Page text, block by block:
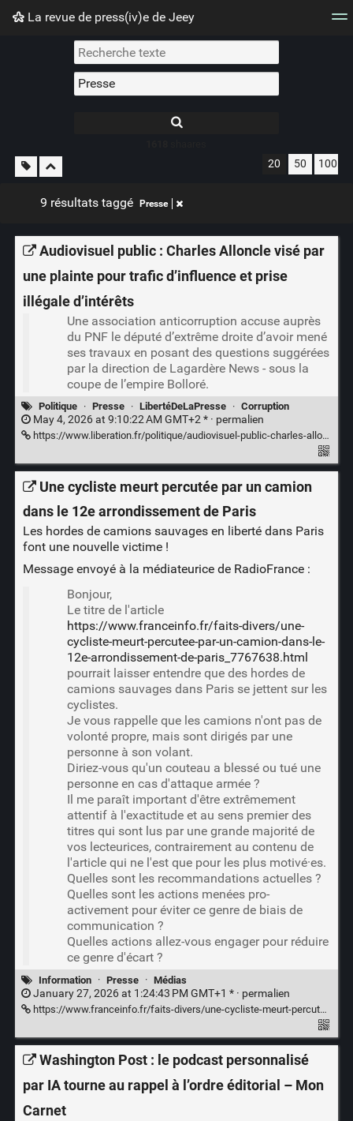
La revue de press(iv)e de Jeey
Nuage de tags Mur d'images
20 50 100
9 résultats taggé Presse
Audiovisuel public : Charles Alloncle visé par
une plainte pour trafic d’influence et prise
illégale d’intérêts
Une association anticorruption accuse auprès
du PNF le député d’extrême droite d’avoir mené
ses travaux en posant des questions suggérées
par la direction de Lagardère News - sous la
coupe de l’empire Bolloré.
Politique · Presse · LibertéDeLaPresse · Corruption
May 4, 2026 at 9:10:22 AM GMT+2 * · permalien
https://www.liberation.fr/politique/audiovisuel-public-charles-alloncle-vise-par-une-plainte-pour-trafic-dinfluence-et-prise-illegale-dinterets-20260504_ZEOUGVG6FFHRHDBRN7GFVUZVPQ/
Une cycliste meurt percutée par un camion
dans le 12e arrondissement de Paris
Les hordes de camions sauvages en liberté dans Paris
font une nouvelle victime !
Message envoyé à la médiateurice de RadioFrance :
Bonjour,
Le titre de l'article
https://www.franceinfo.fr/faits-divers/une-
cycliste-meurt-percutee-par-un-camion-dans-le-
12e-arrondissement-de-paris_7767638.html
pourrait laisser entendre que des hordes de
camions sauvages dans Paris se jettent sur les
cyclistes.
Je vous rappelle que les camions n'ont pas de
volonté propre, mais sont dirigés par une
personne à son volant.
Diriez-vous qu'un couteau a blessé ou tué une
personne en cas d'attaque armée ?
Il me paraît important d'être extrêmement
attentif à l'exactitude et au sens premier des
titres qui sont lus par une grande majorité de
vos lecteurices, contrairement au contenu de
l'article qui ne l'est que pour les plus motivé·es.
Quelles sont les recommandations actuelles ?
Quelles sont les actions menées pro-
activement pour éviter ce genre de biais de
communication ?
Quelles actions allez-vous engager pour réduire
ce genre d'écart ?
Information · Presse · Médias
January 27, 2026 at 1:24:43 PM GMT+1 * · permalien
https://www.franceinfo.fr/faits-divers/une-cycliste-meurt-percutee-par-un-camion-dans-le-12e-arrondissement-de-paris_7767638.html
Washington Post : le podcast personnalisé
par IA tourne au rappel à l’ordre éditorial – Mon
Carnet